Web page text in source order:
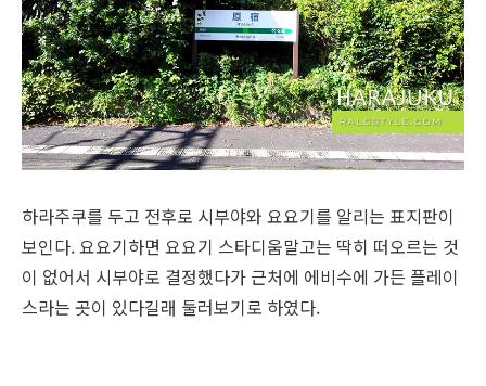
하라주쿠를 두고 전후로 시부야와 요요기를 알리는 표지판이
보인다. 요요기하면 요요기 스타디움말고는 딱히 떠오르는 것
이 없어서 시부야로 결정했다가 근처에 에비수에 가든 플레이
스라는 곳이 있다길래 둘러보기로 하였다.